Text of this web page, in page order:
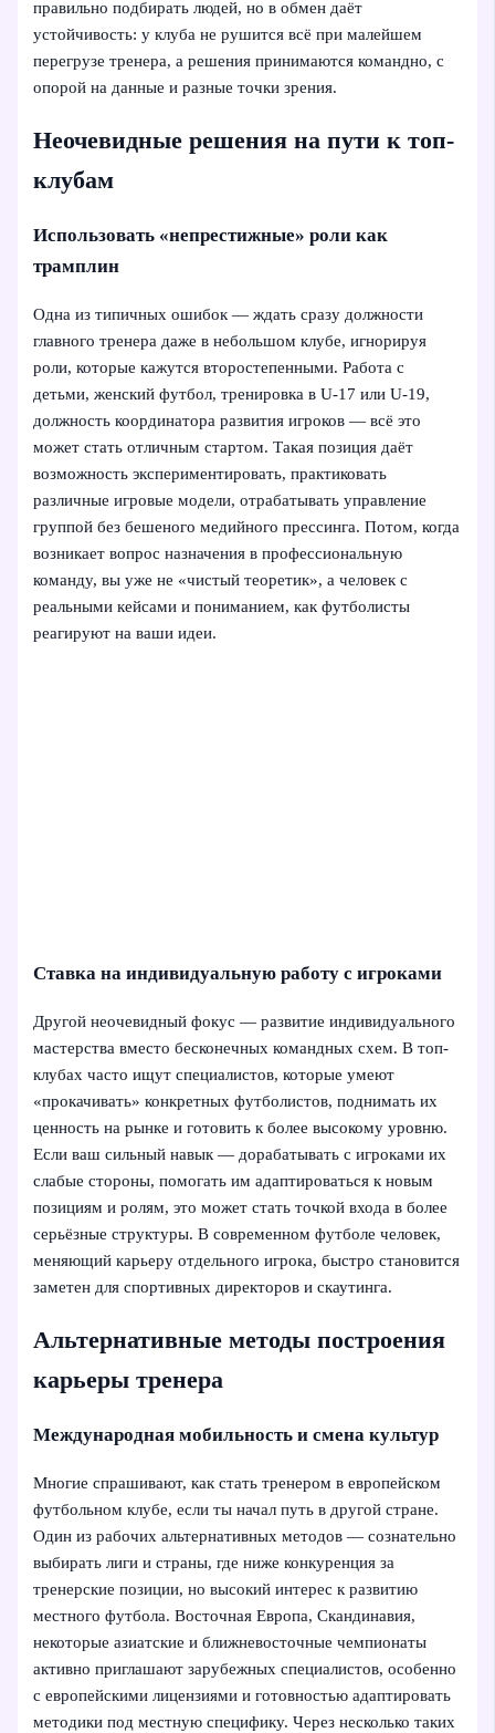
правильно подбирать людей, но в обмен даёт
устойчивость: у клуба не рушится всё при малейшем
перегрузе тренера, а решения принимаются командно, с
опорой на данные и разные точки зрения.
Неочевидные решения на пути к топ-
клубам
Использовать «непрестижные» роли как
трамплин
Одна из типичных ошибок — ждать сразу должности
главного тренера даже в небольшом клубе, игнорируя
роли, которые кажутся второстепенными. Работа с
детьми, женский футбол, тренировка в U-17 или U-19,
должность координатора развития игроков — всё это
может стать отличным стартом. Такая позиция даёт
возможность экспериментировать, практиковать
различные игровые модели, отрабатывать управление
группой без бешеного медийного прессинга. Потом, когда
возникает вопрос назначения в профессиональную
команду, вы уже не «чистый теоретик», а человек с
реальными кейсами и пониманием, как футболисты
реагируют на ваши идеи.
Ставка на индивидуальную работу с игроками
Другой неочевидный фокус — развитие индивидуального
мастерства вместо бесконечных командных схем. В топ-
клубах часто ищут специалистов, которые умеют
«прокачивать» конкретных футболистов, поднимать их
ценность на рынке и готовить к более высокому уровню.
Если ваш сильный навык — дорабатывать с игроками их
слабые стороны, помогать им адаптироваться к новым
позициям и ролям, это может стать точкой входа в более
серьёзные структуры. В современном футболе человек,
меняющий карьеру отдельного игрока, быстро становится
заметен для спортивных директоров и скаутинга.
Альтернативные методы построения
карьеры тренера
Международная мобильность и смена культур
Многие спрашивают, как стать тренером в европейском
футбольном клубе, если ты начал путь в другой стране.
Один из рабочих альтернативных методов — сознательно
выбирать лиги и страны, где ниже конкуренция за
тренерские позиции, но высокий интерес к развитию
местного футбола. Восточная Европа, Скандинавия,
некоторые азиатские и ближневосточные чемпионаты
активно приглашают зарубежных специалистов, особенно
с европейскими лицензиями и готовностью адаптировать
методики под местную специфику. Через несколько таких